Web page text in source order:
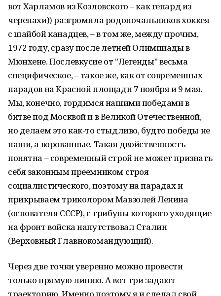
вот Харламов из Козловского – как гепард из
черепахи)) разгромила родоночальников хоккея
с шайбой канадцев, – в том же, между прочим,
1972 году, сразу после летней Олимпиады в
Мюнхене. Послевкусие от "Легенды" весьма
специфическое, – такое же, как от современных
парадов на Красной площади 7 ноября и 9 мая.
Мы, конечно, гордимся нашими победами в
битве под Москвой и в Великой Отечественной,
но делаем это как-то стыдливо, будто победы не
наши, а ворованные. Такая двойственность
понятна – современный строй не может признать
себя законным преемником строя
социалистического, поэтому на парадах и
прикрываем триколором Мавзолей Ленина
(основателя СССР), с трибуны которого уходящие
на фронт войска напутствовал Сталин
(Верховный Главнокомандующий).
Через две точки уверенно можно провести
только прямую линию. А вот три задают